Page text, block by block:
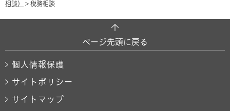
相談）
> 税務相談
ページ先頭に戻る
個人情報保護
サイトポリシー
サイトマップ